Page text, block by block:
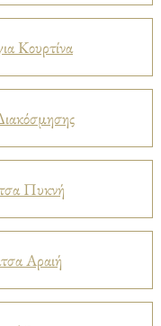
Κουρτίνα
Πυκνή
Αραιή